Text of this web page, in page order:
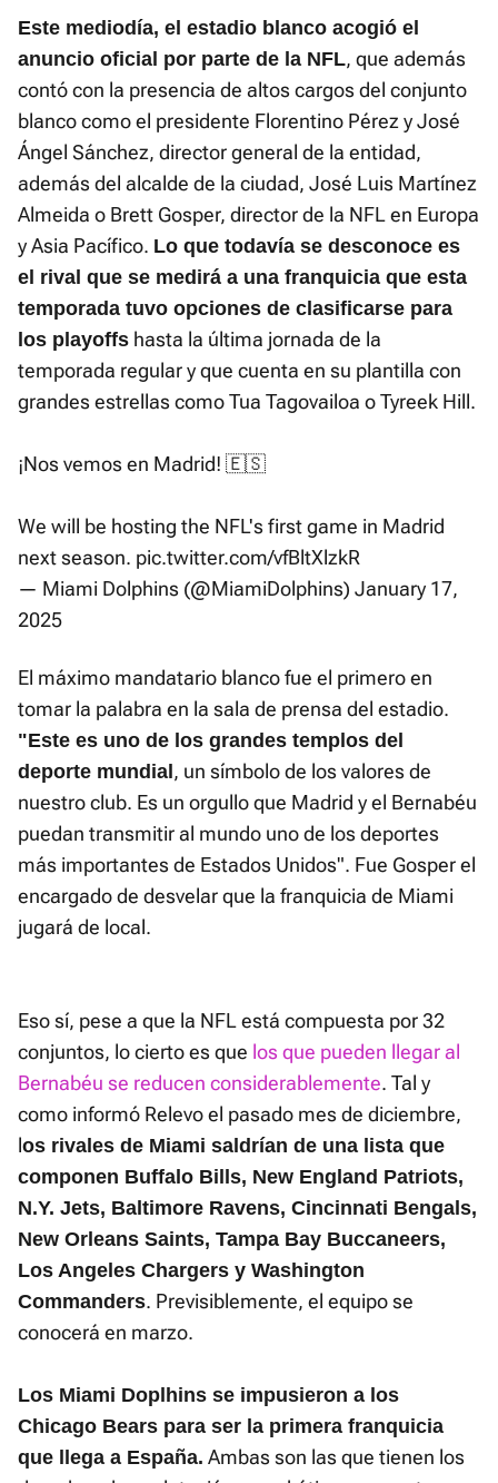
Este mediodía, el estadio blanco acogió el
anuncio oficial por parte de la NFL, que además
contó con la presencia de altos cargos del conjunto
blanco como el presidente Florentino Pérez y José
Ángel Sánchez, director general de la entidad,
además del alcalde de la ciudad, José Luis Martínez
Almeida o Brett Gosper, director de la NFL en Europa
y Asia Pacífico. Lo que todavía se desconoce es
el rival que se medirá a una franquicia que esta
temporada tuvo opciones de clasificarse para
los playoffs hasta la última jornada de la
temporada regular y que cuenta en su plantilla con
grandes estrellas como Tua Tagovailoa o Tyreek Hill.
¡Nos vemos en Madrid! 🇪🇸
We will be hosting the NFL's first game in Madrid
next season. pic.twitter.com/vfBltXlzkR
— Miami Dolphins (@MiamiDolphins) January 17,
2025
El máximo mandatario blanco fue el primero en
tomar la palabra en la sala de prensa del estadio.
"Este es uno de los grandes templos del
deporte mundial , un símbolo de los valores de
nuestro club. Es un orgullo que Madrid y el Bernabéu
puedan transmitir al mundo uno de los deportes
más importantes de Estados Unidos". Fue Gosper el
encargado de desvelar que la franquicia de Miami
jugará de local.
Eso sí, pese a que la NFL está compuesta por 32
conjuntos, lo cierto es que los que pueden llegar al
Bernabéu se reducen considerablemente. Tal y
como informó Relevo el pasado mes de diciembre,
los rivales de Miami saldrían de una lista que
componen Buffalo Bills, New England Patriots,
N.Y. Jets, Baltimore Ravens, Cincinnati Bengals,
New Orleans Saints, Tampa Bay Buccaneers,
Los Angeles Chargers y Washington
Commanders. Previsiblemente, el equipo se
conocerá en marzo.
Los Miami Doplhins se impusieron a los
Chicago Bears para ser la primera franquicia
que llega a España. Ambas son las que tienen los